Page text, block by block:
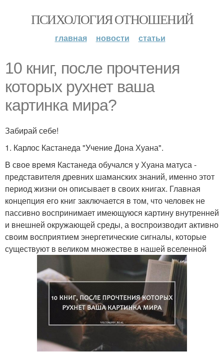
ПСИХОЛОГИЯ ОТНОШЕНИЙ
главная новости статьи
10 книг, после прочтения
которых рухнет ваша
картинка мира?
Забирай себе!
1. Карлос Кастанеда "Учение Дона Хуана".
В свое время Кастанеда обучался у Хуана матуса -
представителя древних шаманских знаний, именно этот
период жизни он описывает в своих книгах. Главная
концепция его книг заключается в том, что человек не
пассивно воспринимает имеющуюся картину внутренней
и внешней окружающей среды, а воспроизводит активно
своим восприятием энергетические сигналы, которые
существуют в великом множестве в нашей вселенной